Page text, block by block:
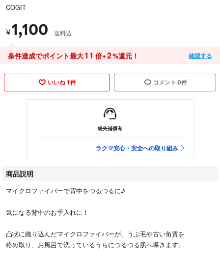
COGIT
¥1,100 送料込
条件達成でポイント最大11 倍+2%還元！ 確認する
いいね 1件 コメント 0件
紛失補償有
ラクマ安心・安全への取り組み
商品説明
マイクロファイバーで背中をつるつるに♪
気になる背中のお手入れに！
凸状に織り込んだマイクロファイバーが、うぶ毛や古い角質を
絡め取り、お風呂で洗っているうちにつるつる肌へ導きます。